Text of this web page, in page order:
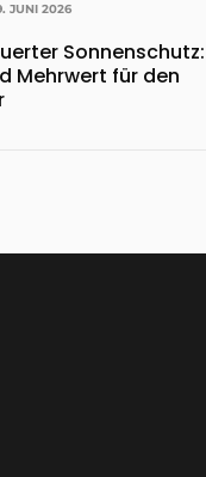
JUNI 2026
Sonnenschutz:
Mehrwert für den